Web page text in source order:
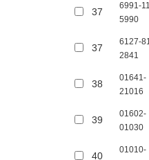
37
6991-
5990
37
6127-
2841
38
01641-
21016
39
01602-
01030
40
01010-